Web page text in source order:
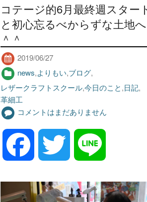
コテージ的6月最終週スター
と初心忘るべからずな土地へ
＾＾
2019/06/27
news,よりもい,ブログ,
レザークラフトスクール,今日のこと,日記,
革細工
コメントはまだありません